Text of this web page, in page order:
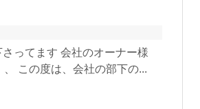
ってます 会社のオーナー様
この度は、会社の部下の...